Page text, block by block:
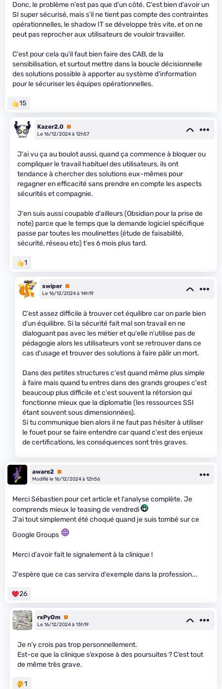
Donc, le problème n'est pas que d'un côté. C'est bien d'avoir un
SI super sécurisé, mais s'il ne tient pas compte des contraintes
opérationnelles, le shadow IT se développe très vite, et on ne
peut pas reprocher aux utilisateurs de vouloir travailler.
C'est pour cela qu'il faut bien faire des CAB, de la
sensibilisation, et surtout mettre dans la boucle décisionnelle
des solutions possible à apporter au système d'information
pour le sécuriser les équipes opérationnelles.
15
Kazer2.0 Premium
Le 16/12/2024 à 12h57
J'ai vu ça au boulot aussi, quand ça commence à bloquer ou
compliquer le travail habituel des utilisateurs, ils ont
tendance à chercher des solutions eux-mêmes pour
regagner en efficacité sans prendre en compte les aspects
sécurités et compagnie.
J'en suis aussi coupable d'ailleurs (Obsidian pour la prise de
note) parce que le temps que la demande logiciel spécifique
passe par toutes les moulinettes (étude de faisabilité,
sécurité, réseau etc) t'es 6 mois plus tard.
1
swiper Premium
Le 16/12/2024 à 14h19
C'est assez difficile à trouver cet équilibre car on parle bien
d'un équilibre. Si la sécurité fait mal son travail en ne
dialoguant pas avec les métier et qu'elle n'utilise pas de
pédagogie alors les utilisateurs vont se retrouver dans ce
cas d'usage et trouver des solutions à faire pâlir un mort.
Dans des petites structures c'est quand même plus simple
à faire mais quand tu entres dans des grands groupes c'est
beaucoup plus difficile et c'est souvent la rétorsion qui
fonctionne mieux que la diplomatie (les ressources SSI
étant souvent sous dimensionnées).
Si tu communique bien alors il ne faut pas hésiter à utiliser
le fouet pour se faire entendre car quand c'est des enjeux
de certifications, les conséquences sont très graves.
aware2 Premium
Modifié le 16/12/2024 à 12h56
Merci Sébastien pour cet article et l'analyse complète. Je
comprends mieux le teasing de vendredi
J'ai tout simplement été choqué quand je suis tombé sur ce
Google Groups
Merci d'avoir fait le signalement à la clinique !
J'espère que ce cas servira d'exemple dans la profession...
26
rxPyOm Premium
Le 16/12/2024 à 13h19
Je n’y crois pas trop personnellement.
Est-ce que la clinique s’expose à des poursuites ? C’est tout
de même très grave.
1